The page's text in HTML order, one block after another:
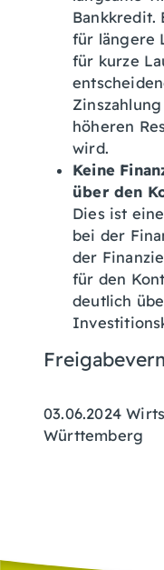
Bankkredit.
für längere
für kurze
höheren
wird.
Keine
über den
Dies ist
bei der
der
für den
deutlich
03.06.2024
Württemberg